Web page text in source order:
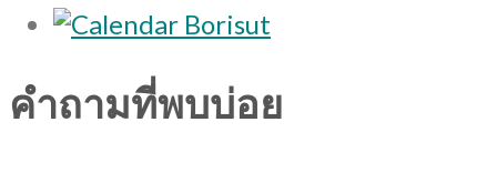
คำถามที่พบบ่อย